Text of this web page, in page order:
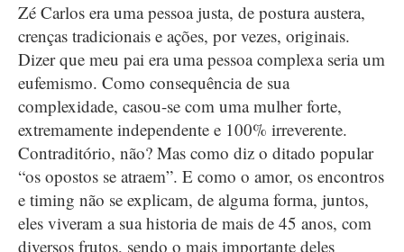
Zé Carlos era uma pessoa justa, de postura austera,
crenças tradicionais e ações, por vezes, originais.
Dizer que meu pai era uma pessoa complexa seria um
eufemismo. Como consequência de sua
complexidade, casou-se com uma mulher forte,
extremamente independente e 100% irreverente.
Contraditório, não? Mas como diz o ditado popular
“os opostos se atraem”. E como o amor, os encontros
e timing não se explicam, de alguma forma, juntos,
eles viveram a sua historia de mais de 45 anos, com
diversos frutos, sendo o mais importante deles